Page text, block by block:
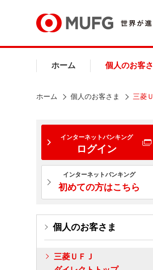
ホーム 個人のお客
ホーム 個人のお客さま 三菱
インターネットバンキング
ログイン
インターネットバンキング
初めての方はこちら
個人のお客さま
三菱ＵＦＪ